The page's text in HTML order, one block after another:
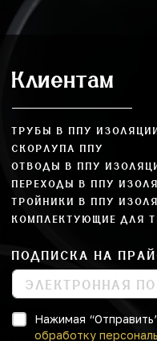
Клиентам
ТРУБЫ В ППУ
СКОРЛУПА ППУ
ОТВОДЫ В ППУ
ПЕРЕХОДЫ В ППУ
ТРОЙНИКИ В ППУ
КОМПЛЕКТУЮЩИЕ ДЛЯ
ПОДПИСКА НА
Нажимая
обработку